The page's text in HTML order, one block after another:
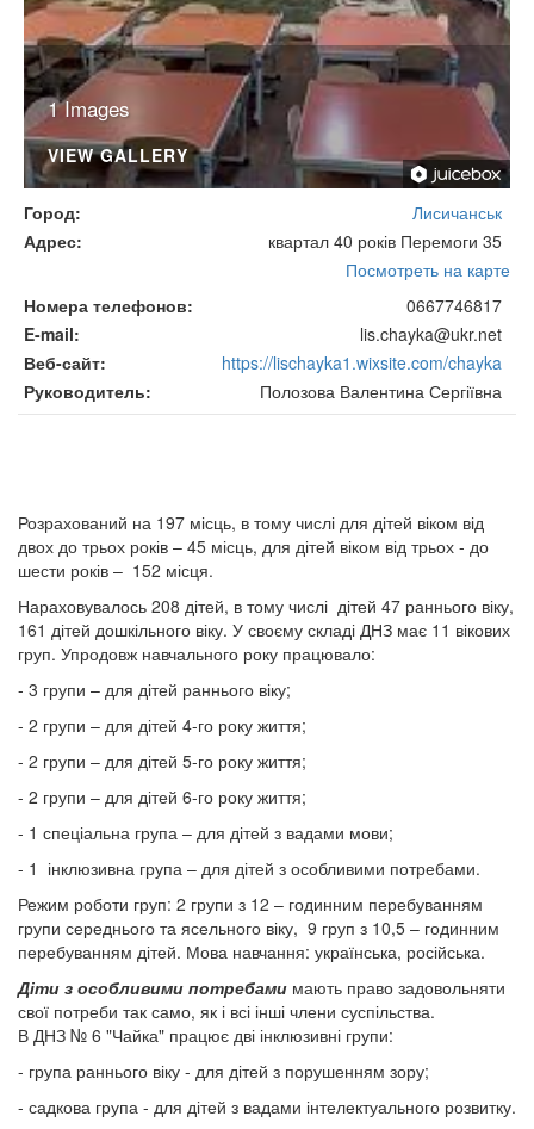
1 Images
VIEW GALLERY
Город
Лисичанськ
Адрес
квартал 40 років Перемоги 35
Посмотреть на карте
Номера телефонов
0667746817
E-mail
lis.chayka@ukr.net
Веб-сайт
https://lischayka1.wixsite.com/chayka
Руководитель
Полозова Валентина Сергіївна
Розрахований на 197 місць, в тому числі для дітей віком від
двох до трьох років – 45 місць, для дітей віком від трьох - до
шести років – 152 місця.
Нараховувалось 208 дітей, в тому числі дітей 47 раннього віку,
161 дітей дошкільного віку. У своєму складі ДНЗ має 11 вікових
груп. Упродовж навчального року працювало:
- 3 групи – для дітей раннього віку;
- 2 групи – для дітей 4-го року життя;
- 2 групи – для дітей 5-го року життя;
- 2 групи – для дітей 6-го року життя;
- 1 спеціальна група – для дітей з вадами мови;
- 1 інклюзивна група – для дітей з особливими потребами.
Режим роботи груп: 2 групи з 12 – годинним перебуванням
групи середнього та ясельного віку, 9 груп з 10,5 – годинним
перебуванням дітей. Мова навчання: українська, російська.
Діти з особливими потребами мають право задовольняти
свої потреби так само, як і всі інші члени суспільства.
В ДНЗ № 6 "Чайка" працює дві інклюзивні групи:
- група раннього віку - для дітей з порушенням зору;
- садкова група - для дітей з вадами інтелектуального розвитку.